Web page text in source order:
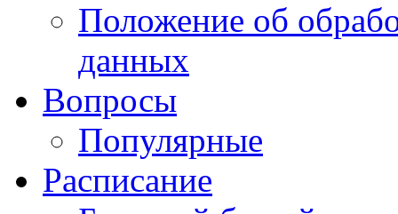
Положение об
данных
Вопросы
Популярные
Расписание